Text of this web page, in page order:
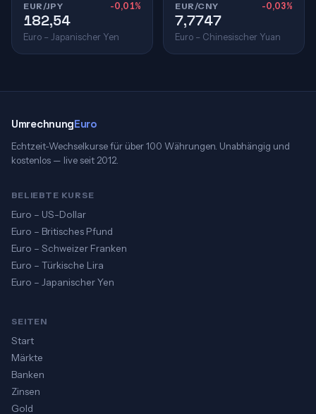
EUR/JPY -0,01%
182,54
Euro – Japanischer Yen
EUR/CNY -0,03%
7,7747
Euro – Chinesischer Yuan
UmrechnungEuro
Echtzeit-Wechselkurse für über 100 Währungen. Unabhängig und
kostenlos — live seit 2012.
BELIEBTE KURSE
Euro – US-Dollar
Euro – Britisches Pfund
Euro – Schweizer Franken
Euro – Türkische Lira
Euro – Japanischer Yen
SEITEN
Start
Märkte
Banken
Zinsen
Gold